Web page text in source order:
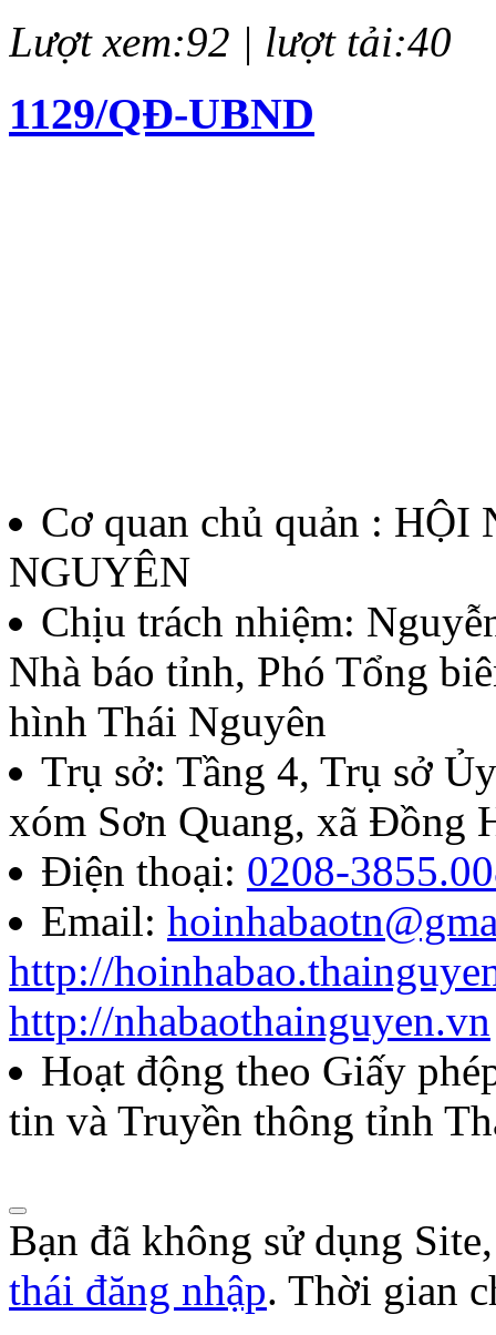
Lượt xem:92 | lượt tải:40
1129/QĐ-UBND
thưởng Báo chí Huỳnh
thứ II - năm 2026
Lượt xem:136 | lượt tải:60
07/QĐ-BTC
Quyết định về việc thành
báo chí Huỳnh Thúc
năm 2026
Lượt xem:286 | lượt tải:105
85/QĐ-HNB
Quyết định về việc công
năm 2026 của Hội Nhà
Cơ quan chủ quản :
NGUYÊN
Chịu trách nhiệm:
Nhà báo tỉnh, Phó Tổng
hình Thái Nguyên
Trụ sở: Tầng 4, Trụ sở
xóm Sơn Quang, xã Đồng
Điện thoại: 0208-
Email:
http://
http://nhabaothainguyen.vn
Hoạt động theo Giấy
tin và Truyền thông tỉnh
Bạn đã không sử dụng
thái đăng nhập. Thời gian